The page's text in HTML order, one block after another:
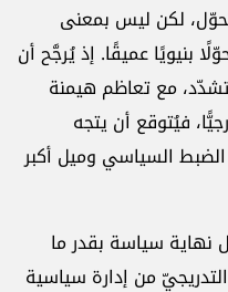
لكن ليس بمعنى
بنيويًا عميقًا. إذ يُرجَّح أن
مع تعاظم هيمنة
فيُتوقع أن يتجه
السياسي وميل أكبر
نهاية سياسة بقدر ما
من إدارة سياسية